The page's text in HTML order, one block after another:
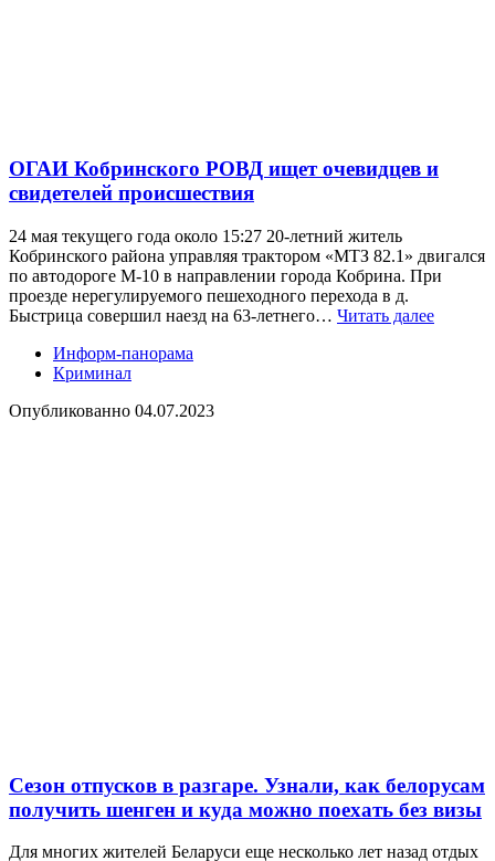
ОГАИ Кобринского РОВД ищет очевидцев и
свидетелей происшествия
24 мая текущего года около 15:27 20-летний житель
Кобринского района управляя трактором «МТЗ 82.1» двигался
по автодороге М-10 в направлении города Кобрина. При
проезде нерегулируемого пешеходного перехода в д.
Быстрица совершил наезд на 63-летнего… Читать далее
Информ-панорама
Криминал
Опубликованно 04.07.2023
Сезон отпусков в разгаре. Узнали, как белорусам
получить шенген и куда можно поехать без визы
Для многих жителей Беларуси еще несколько лет назад отдых